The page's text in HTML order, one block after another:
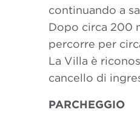
continuando a
Dopo circa 200
percorre per
La Villa è
cancello di
PARCHEGGIO